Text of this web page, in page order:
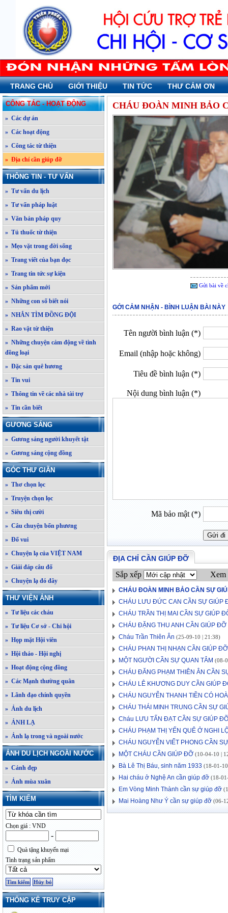
TRANG CHỦ GIỚI THIỆU TIN TỨC THƯ CẢM ƠN
CÔNG TÁC - HOẠT ĐỘNG
» Các dự án
» Các hoạt động
» Công tác từ thiện
» Địa chỉ cần giúp đỡ
THÔNG TIN - TƯ VẤN
» Tư vấn du lịch
» Tư vấn pháp luật
» Văn bản pháp quy
» Tủ thuốc từ thiện
» Mẹo vặt trong đời sống
» Trang viết của bạn đọc
» Trang tin tức sự kiện
» Sản phẩm mới
» Những con số biết nói
» NHẮN TÌM ĐỒNG ĐỘI
» Rao vặt từ thiện
» Những chuyện cảm động về tình
đồng loại
» Đặc sản quê hương
» Tin vui
» Thông tin về các nhà tài trợ
» Tin cần biết
GƯƠNG SÁNG
» Gương sáng người khuyết tật
» Gương sáng cộng đồng
GÓC THƯ GIÃN
» Thơ chọn lọc
» Truyện chọn lọc
» Siêu thị cười
» Câu chuyện bốn phương
» Đố vui
» Chuyện lạ của VIỆT NAM
» Giải đáp câu đố
» Chuyện lạ đó đây
THƯ VIỆN ẢNH
» Tư liệu các cháu
» Tư liệu Cơ sở - Chi hội
» Họp mặt Hội viên
» Hội thảo - Hội nghị
» Hoạt động cộng đồng
» Các Mạnh thường quân
» Lãnh đạo chính quyền
» Ảnh du lịch
» ẢNH LẠ
» Ảnh lạ trong và ngoài nước
ẢNH DU LỊCH NGOÀI NƯỚC
» Cảnh đẹp
» Ảnh mùa xuân
TÌM KIẾM
Chọn giá : VND
-
Quà tặng khuyến mại
Tình trạng sản phẩm
THỐNG KÊ TRUY CẬP
CHÁU ĐOÀN MINH BẢO
Gửi bài về
GỞI CẢM NHẬN - BÌNH LUẬN BÀI NÀY
Tên người bình luận (*)
Email (nhập hoặc không)
Tiêu đề bình luận (*)
Nội dung bình luận (*)
Mã bảo mật (*)
ĐỊA CHỈ CẦN GIÚP ĐỠ
Sắp xếp Xem
CHÁU ĐOÀN MINH BẢO CẦN SỰ
CHÁU LƯU ĐỨC CAN CẦN SỰ GIÚP
CHÁU TRẦN THỊ MAI CẦN SỰ GIÚP
CHÁU ĐẶNG THU ANH CẦN GIÚP ĐỠ
Cháu Trần Thiên Ân (25-09-10 | 21:38)
CHÁU PHAN THỊ NHẠN CẦN GIÚP ĐỠ
MỘT NGƯỜI CẦN SỰ QUAN TÂM (08-
CHÁU ĐĂNG PHẠM THIÊN ÂN CẦN
CHÁU LÊ KHƯƠNG DUY CẦN GIÚP
CHÁU NGUYỄN THANH TIỀN CÓ
CHÁU THÁI MINH TRUNG CẦN SỰ
Cháu LƯU TẤN ĐẠT CẦN SỰ GIÚP
CHÁU PHẠM THỊ YẾN QUÊ Ở NGHI
CHÁU NGUYỄN VIẾT PHONG CẦN
MỘT CHÁU CẦN GIÚP ĐỠ (10-04-10 |
Bà Lê Thị Báu, sinh năm 1933 (18-01-
Hai cháu ở Nghệ An cần giúp đỡ (18-
Em Vòng Minh Thành cần sự giúp đỡ
Mai Hoàng Như Ý cần sự giúp đỡ (06-